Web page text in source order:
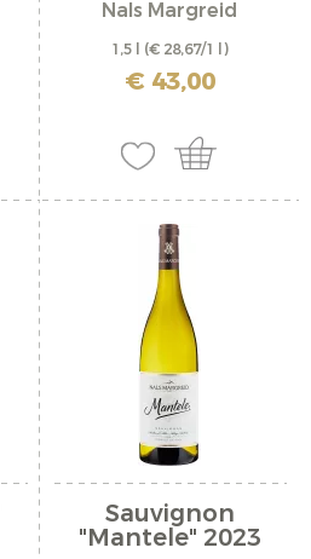
Nals Margreid
1,5 l (€ 28,67/1 l)
inkl. MwSt. zzgl. Versandkosten
€ 43,00
Sauvignon
"Mantele" 2023